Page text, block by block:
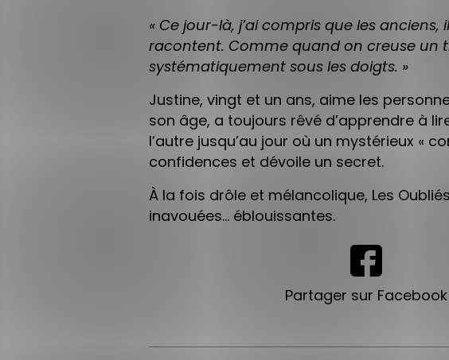
« Ce jour-là, j’ai compris que les
racontent. Comme quand on creuse un
systématiquement sous les doigts. »
Justine, vingt et un ans, aime les
son âge, a toujours rêvé d’apprendre à
l’autre jusqu’au jour où un mystérieux «
confidences et dévoile un secret.
À la fois drôle et mélancolique, Les
inavouées… éblouissantes.
Partager sur Facebook